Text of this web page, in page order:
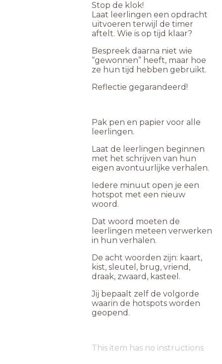
Stop de klok!
Laat leerlingen een opdracht
uitvoeren terwijl de timer
aftelt. Wie is op tijd klaar?
Bespreek daarna niet wie
“gewonnen” heeft, maar hoe
ze hun tijd hebben gebruikt.
Reflectie gegarandeerd!
Pak pen en papier voor alle
leerlingen.
Laat de leerlingen beginnen
met het schrijven van hun
eigen avontuurlijke verhalen.
Iedere minuut open je een
hotspot met een nieuw
woord.
Dat woord moeten de
leerlingen meteen verwerken
in hun verhalen.
De acht woorden zijn: kaart,
kist, sleutel, brug, vriend,
draak, zwaard, kasteel.
Jij bepaalt zelf de volgorde
waarin de hotspots worden
geopend.
This item has no instructions